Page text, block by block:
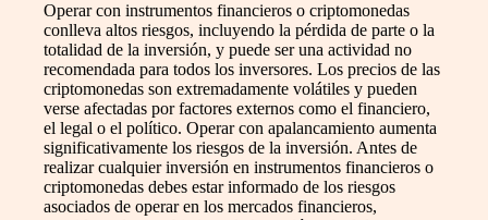
Operar con instrumentos financieros o criptomonedas
conlleva altos riesgos, incluyendo la pérdida de parte o la
totalidad de la inversión, y puede ser una actividad no
recomendada para todos los inversores. Los precios de las
criptomonedas son extremadamente volátiles y pueden
verse afectadas por factores externos como el financiero,
el legal o el político. Operar con apalancamiento aumenta
significativamente los riesgos de la inversión. Antes de
realizar cualquier inversión en instrumentos financieros o
criptomonedas debes estar informado de los riesgos
asociados de operar en los mercados financieros,